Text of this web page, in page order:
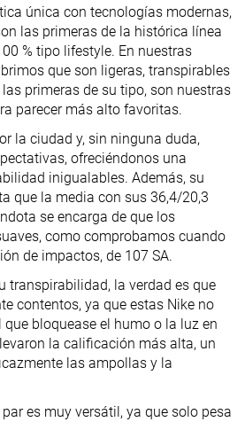
única con tecnologías modernas,
las primeras de la histórica línea
% tipo lifestyle. En nuestras
que son ligeras, transpirables
primeras de su tipo, son nuestras
parecer más alto favoritas.
la ciudad y, sin ninguna duda,
ofreciéndonos una
inigualables. Además, su
que la media con sus 36,4/20,3
se encarga de que los
como comprobamos cuando
de impactos, de 107 SA.
transpirabilidad, la verdad es que
contentos, ya que estas Nike no
bloquease el humo o la luz en
la calificación más alta, un
las ampollas y la
es muy versátil, ya que solo pesa